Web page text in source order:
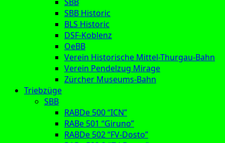
SBB Historic
BLS Historic
DSF-Koblenz
OeBB
Verein Historische Mittel-Thurgau-Bahn
Verein Pendelzug Mirage
Zürcher Museums-Bahn
Triebzüge
SBB
RABDe 500 “ICN”
RABe 501 “Giruno”
RABDe 502 “FV-Dosto”